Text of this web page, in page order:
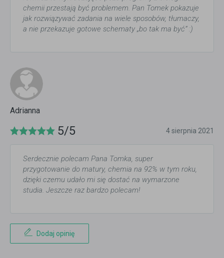
chemii przestają być problemem. Pan Tomek pokazuje
jak rozwiązywać zadania na wiele sposobów, tłumaczy,
a nie przekazuje gotowe schematy „bo tak ma być” :)
Adrianna
5/5 4 sierpnia 2021
Serdecznie polecam Pana Tomka, super
przygotowanie do matury, chemia na 92% w tym roku,
dzięki czemu udało mi się dostać na wymarzone
studia. Jeszcze raz bardzo polecam!
Dodaj opinię